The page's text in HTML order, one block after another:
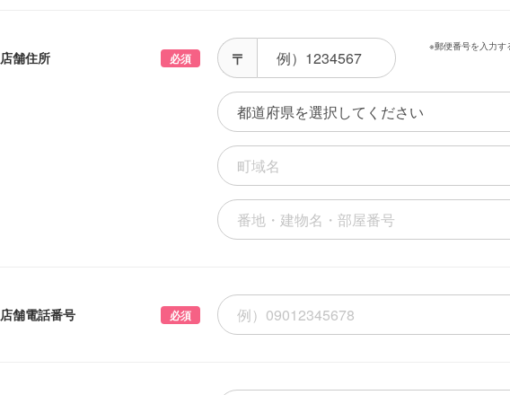
店舗住所 必須
※郵便番号を入力す
店舗電話番号 必須